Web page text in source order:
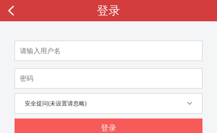
登录
安全提问(未设置请忽略)
登录